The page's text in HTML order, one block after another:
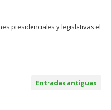
presidenciales y legislativas el
Entradas antiguas